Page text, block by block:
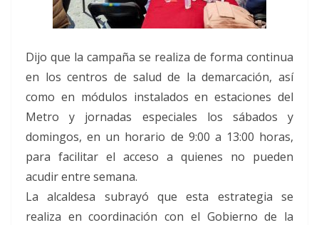
Dijo que la campaña se realiza de forma continua
en los centros de salud de la demarcación, así
como en módulos instalados en estaciones del
Metro y jornadas especiales los sábados y
domingos, en un horario de 9:00 a 13:00 horas,
para facilitar el acceso a quienes no pueden
acudir entre semana.
La alcaldesa subrayó que esta estrategia se
realiza en coordinación con el Gobierno de la